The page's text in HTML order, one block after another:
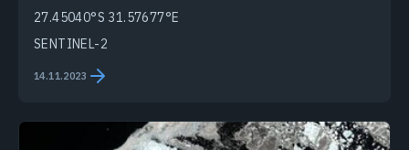
27.45040°S 31.57677°E
SENTINEL-2
14.11.2023